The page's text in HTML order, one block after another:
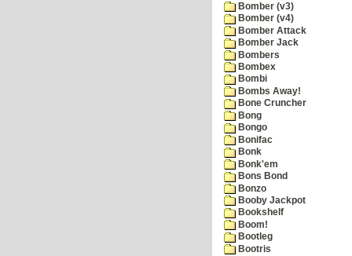
Bomber (v3)
Bomber (v4)
Bomber Attack
Bomber Jack
Bombers
Bombex
Bombi
Bombs Away!
Bone Cruncher
Bong
Bongo
Bonifac
Bonk
Bonk'em
Bons Bond
Bonzo
Booby Jackpot
Bookshelf
Boom!
Bootleg
Bootris